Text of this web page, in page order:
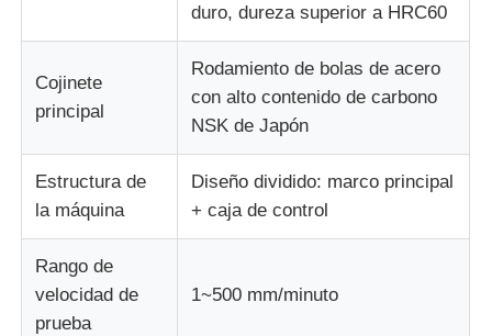
duro, dureza superior a HRC60
Cojinete
principal
Rodamiento de bolas de acero
con alto contenido de carbono
NSK de Japón
Estructura de
la máquina
Diseño dividido: marco principal
+ caja de control
Rango de
velocidad de
prueba
1~500 mm/minuto